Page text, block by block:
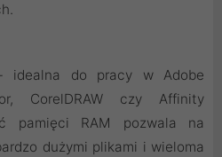
idealna do pracy w Adobe
CorelDRAW czy Affinity
pamięci RAM pozwala na
dużymi plikami i wieloma